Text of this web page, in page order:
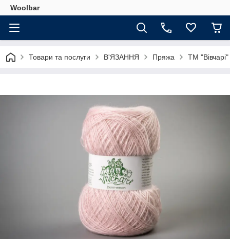
Woolbar
Товари та послуги В'ЯЗАННЯ Пряжа ТМ "Вівчарі"